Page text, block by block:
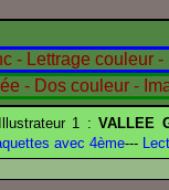
1 :VALLEE
avec 4ème---